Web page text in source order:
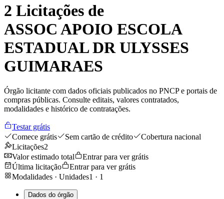
2 Licitações de
ASSOC APOIO ESCOLA
ESTADUAL DR ULYSSES
GUIMARAES
Órgão licitante com dados oficiais publicados no PNCP e portais de
compras públicas. Consulte editais, valores contratados,
modalidades e histórico de contratações.
Testar grátis
Comece grátis
Sem cartão de crédito
Cobertura nacional
Licitações2
Valor estimado total
Entrar para ver grátis
Última licitação
Entrar para ver grátis
Modalidades · Unidades1 · 1
Dados do órgão